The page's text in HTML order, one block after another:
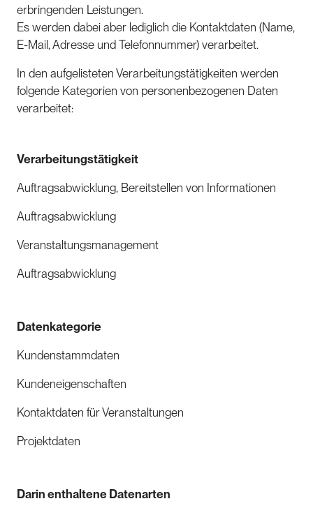
erbringenden Leistungen.
Es werden dabei aber lediglich die Kontaktdaten (Name,
E-Mail, Adresse und Telefonnummer) verarbeitet.
In den aufgelisteten Verarbeitungstätigkeiten werden
folgende Kategorien von personenbezogenen Daten
verarbeitet:
Verarbeitungstätigkeit
Auftragsabwicklung, Bereitstellen von Informationen
Auftragsabwicklung
Veranstaltungsmanagement
Auftragsabwicklung
Datenkategorie
Kundenstammdaten
Kundeneigenschaften
Kontaktdaten für Veranstaltungen
Projektdaten
Darin enthaltene Datenarten